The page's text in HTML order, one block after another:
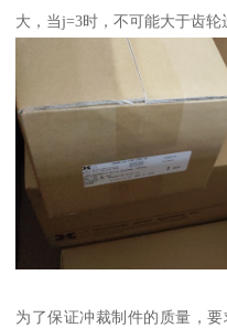
大，当j=3时，不可能大于齿轮
为了保证冲裁制件的质量，